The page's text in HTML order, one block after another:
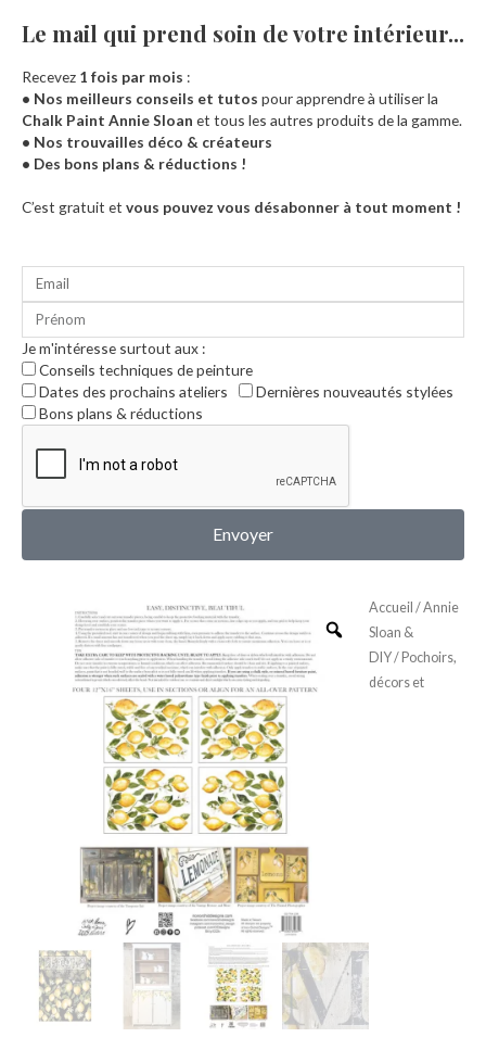
Accueil
Accueil /Annie
Sloan &
DIY/ Pochoirs,
décors et
Le mail qui prend soin de votre intérieur...​
Recevez 1 fois par mois :
• Nos meilleurs conseils et tutos pour apprendre à utiliser la
Chalk Paint Annie Sloan et tous les autres produits de la gamme.
• Nos trouvailles déco & créateurs
• Des bons plans & réductions !
C’est gratuit et vous pouvez vous désabonner à tout moment !
Je m'intéresse surtout aux :
Conseils techniques de peinture
Dates des prochains ateliers
Dernières nouveautés stylées
Bons plans & réductions
Envoyer